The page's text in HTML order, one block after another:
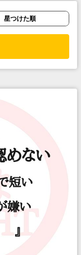
星つけた順